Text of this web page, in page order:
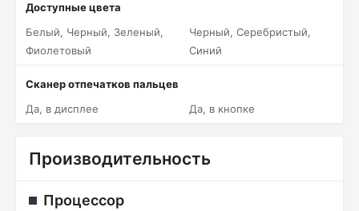
Доступные цвета
Белый, Черный, Зеленый,
Фиолетовый
Черный, Серебристый,
Синий
Сканер отпечатков пальцев
Да, в дисплее
Да, в кнопке
Производительность
Процессор